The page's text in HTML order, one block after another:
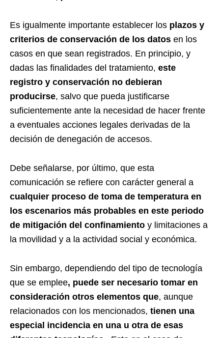
Es igualmente importante establecer los plazos y
criterios de conservación de los datos en los
casos en que sean registrados. En principio, y
dadas las finalidades del tratamiento, este
registro y conservación no debieran
producirse, salvo que pueda justificarse
suficientemente ante la necesidad de hacer frente
a eventuales acciones legales derivadas de la
decisión de denegación de accesos.
Debe señalarse, por último, que esta
comunicación se refiere con carácter general a
cualquier proceso de toma de temperatura en
los escenarios más probables en este periodo
de mitigación del confinamiento y limitaciones a
la movilidad y a la actividad social y económica.
Sin embargo, dependiendo del tipo de tecnología
que se emplee, puede ser necesario tomar en
consideración otros elementos que, aunque
relacionados con los mencionados, tienen una
especial incidencia en una u otra de esas